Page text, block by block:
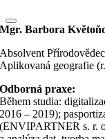
Mgr. Barbora
Absolvent
Aplikovaná geografie
Odborná praxe:
Během studia:
2016 – 2019);
(ENVIPARTNER s. r.